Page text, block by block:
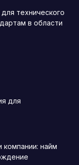
технического
в области
для
компании: найм